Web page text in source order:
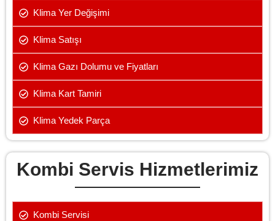
Klima Yer Değişimi
Klima Satışı
Klima Gazı Dolumu ve Fiyatları
Klima Kart Tamiri
Klima Yedek Parça
Kombi Servis Hizmetlerimiz
Kombi Servisi